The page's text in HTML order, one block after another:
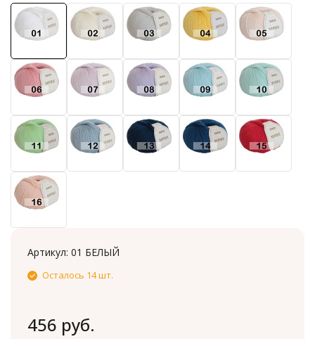
Артикул: 01 БЕЛЫЙ
Осталось 14 шт.
456 руб.